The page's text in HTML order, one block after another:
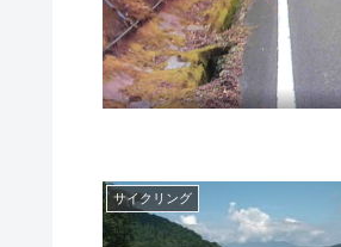
サイクリング